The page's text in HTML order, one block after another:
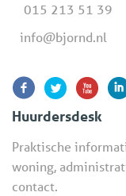
015 213 51 39
info@bjornd.nl
Huurdersdesk
Praktische
woning,
contact.